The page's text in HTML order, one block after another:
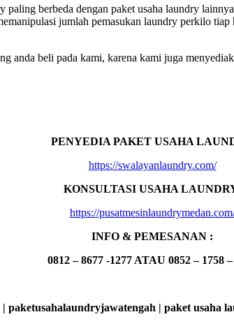
paling berbeda dengan paket usaha laundry
jumlah pemasukan laundry perkilo
anda beli pada kami, karena kami juga
PENYEDIA PAKET USAHA
https://swalayanlaundry.com/
KONSULTASI USAHA
https://
INFO & PEMESANAN :
0812 – 8677 -1277 ATAU 0852 – 1758
| paket usaha